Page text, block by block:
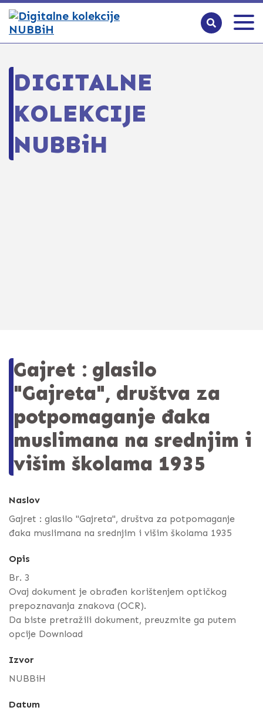
DIGITALNE
KOLEKCIJE
NUBBiH
Gajret : glasilo
"Gajreta", društva za
potpomaganje đaka
muslimana na srednjim i
višim školama 1935
Naslov
Gajret : glasilo "Gajreta", društva za potpomaganje
đaka muslimana na srednjim i višim školama 1935
Opis
Br. 3
Ovaj dokument je obrađen korištenjem optičkog
prepoznavanja znakova (OCR).
Da biste pretražili dokument, preuzmite ga putem
opcije Download
Izvor
NUBBiH
Datum